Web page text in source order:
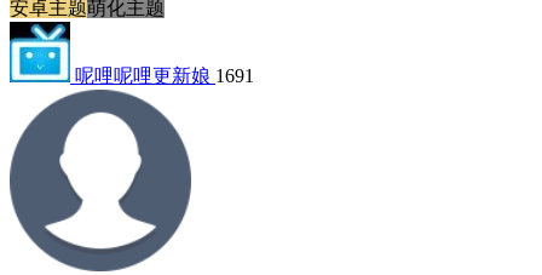
查看 呢哩呢哩更新娘 的文章
【安卓游戏】编程卡丁车完整解锁安卓版v2.4免费
下载